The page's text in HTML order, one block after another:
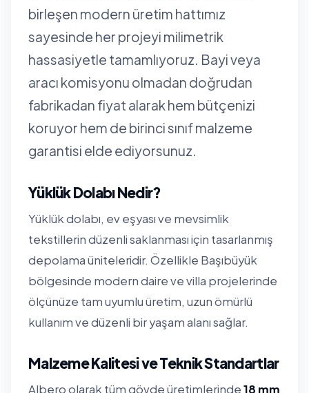
birleşen modern üretim hattımız
sayesinde her projeyi milimetrik
hassasiyetle tamamlıyoruz. Bayi veya
aracı komisyonu olmadan doğrudan
fabrikadan fiyat alarak hem bütçenizi
koruyor hem de birinci sınıf malzeme
garantisi elde ediyorsunuz.
Yüklük Dolabı Nedir?
Yüklük dolabı, ev eşyası ve mevsimlik
tekstillerin düzenli saklanması için tasarlanmış
depolama üniteleridir. Özellikle Başıbüyük
bölgesinde modern daire ve villa projelerinde
ölçünüze tam uyumlu üretim, uzun ömürlü
kullanım ve düzenli bir yaşam alanı sağlar.
Malzeme Kalitesi ve Teknik Standartlar
Albero olarak tüm gövde üretimlerinde18 mm